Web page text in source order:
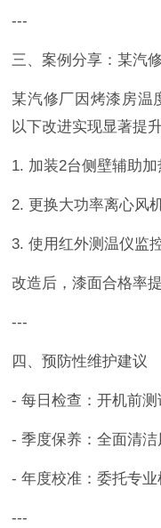
---
三、案例分享：某汽
某汽修厂因烤漆房温
以下改进实现显著提升
1. 加装2台侧壁辅助加
2. 更换大功率离心风
3. 使用红外测温仪监
改造后，漆面合格率
---
四、预防性维护建议
- 每日检查：开机前测
- 季度保养：全面清洁
- 年度校准：委托专业
---